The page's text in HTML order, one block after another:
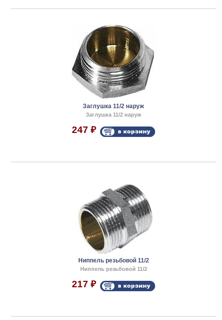
Заглушка 11/2 наруж
Заглушка 11/2 наруж
247 ₽
Ниппель резьбовой 11/2
Ниппель резьбовой 11/2
217 ₽